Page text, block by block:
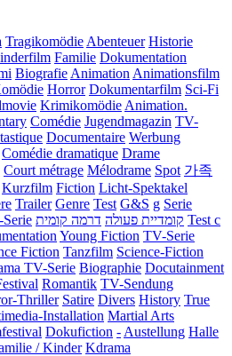
Tragikomödie Abenteuer Historie
Familie Dokumentation
Biografie Animation Animationsfilm
Horror Dokumentarfilm Sci-Fi
Krimikomödie Animation.
Comédie Jugendmagazin TV-
Documentaire Werbung
Comédie dramatique Drame
Court métrage Mélodrame Spot 가족
Kurzfilm Fiction Licht-Spektakel
Trailer Genre Test G&S g Serie
קומדיית פעולה דרמה קומית
Test c
Young Fiction TV-Serie
Fiction Tanzfilm Science-Fiction
TV-Serie Biographie Docutainment
Romantik TV-Sendung
Thriller Satire Divers History True
Installation Martial Arts
Dokufiction - Austellung Halle
/ Kinder Kdrama